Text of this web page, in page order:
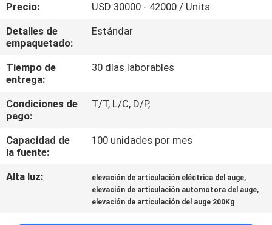
CONTROL
DE
CALIDAD
EN
CONTACTO
CON
Precio:
USD 30000 - 42000 / Units
Detalles de
empaquetado:
Estándar
Tiempo de
entrega:
30 días laborables
Condiciones de
pago:
T/T, L/C, D/P,
Capacidad de
la fuente:
100 unidades por mes
Alta luz: elevación de articulación eléctrica del auge,
elevación de articulación automotora del auge,
elevación de articulación del auge 200Kg